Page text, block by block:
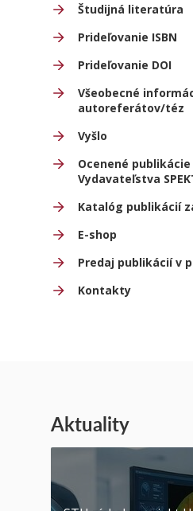
Študijná literatúra
Prideľovanie ISBN
Prideľovanie DOI
Všeobecné
autoreferátov/téz
Vyšlo
Ocenené publikácie
Vydavateľstva
Katalóg publikácií
E-shop
Predaj publikácií v
Kontakty
Aktuality